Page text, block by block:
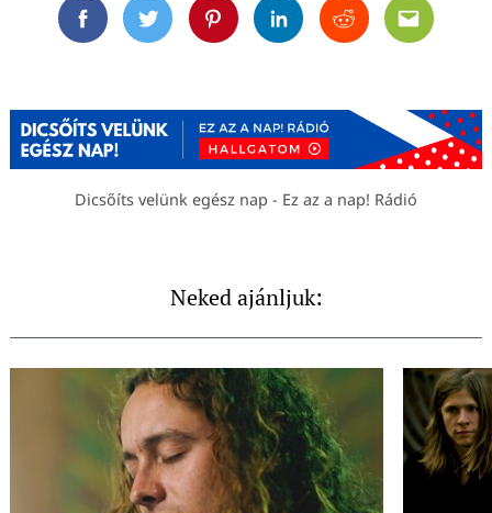
FacebookTwitterPinterestLinkedinRedditEmail
Dicsőíts velünk egész nap - Ez az a nap! Rádió
Neked ajánljuk: